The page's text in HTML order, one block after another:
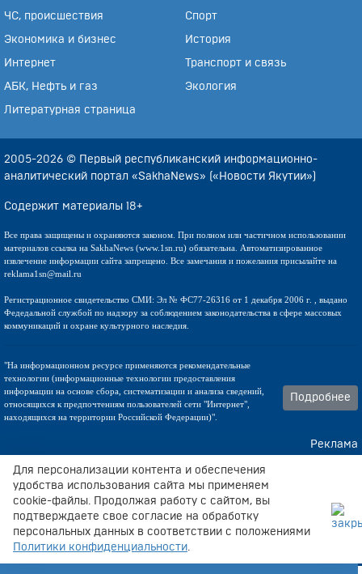
ЧС, происшествия Спорт
Экономика и бизнес История
Интернет Транспорт и связь
АБК, Нефть и газ Экология
Литературная страница
2005-2026 © Первый республиканский информационно-
аналитический портал «SakhaNews» («Новости Якутии»)
Содержит материалы 18+
Все права защищены и охраняются законом. При полном или частичном использовании
материалов ссылка на SakhaNews (www.1sn.ru) обязательна. Автоматизированное
извлечение информации сайта запрещено. Все замечания и пожелания присылайте на
reklama1sn@mail.ru
Регистрационное свидетельство СМИ: Эл № ФС77-26316 от 1 декабря 2006 г. , выдано
Федедальной службой по надзору за соблюдением законодательства в сфере массовых
коммуникаций и охране культурного наследия.
"На информационном ресурсе применяются рекомендательные
технологии (информационные технологии предоставления
информации на основе сбора, систематизации и анализа сведений,
относящихся к предпочтениям пользователей сети "Интернет",
находящихся на территории Российской Федерации)".
Подробнее
Реклама
Техническа поддержка
Для персонализации контента и обеспечения
удобства использования сайта мы применяем
cookie-файлы. Продолжая работу с сайтом, вы
подтверждаете свое согласие на обработку
персональных данных в соответствии с положениями
Политики конфиденциальности.